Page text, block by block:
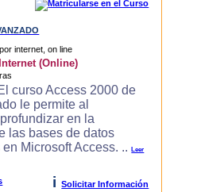
(Online)
curso Access 2000 de
le permite al
en la
las bases de datos
Microsoft Access. ..Leer
i Solicitar Información